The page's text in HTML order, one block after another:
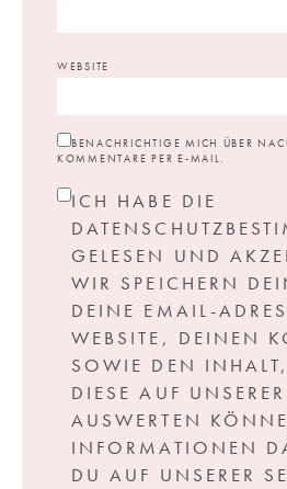
WEBSITE
BENACHRICHTIGE MICH ÜBER
KOMMENTARE PER E-MAIL.
ICH HABE DIE
GELESEN UND
WIR SPEICHERN
DEINE EMAIL-
WEBSITE, DEINEN
SOWIE DEN
DIESE AUF
AUSWERTEN
INFORMATIONEN
DU AUF UNSERER